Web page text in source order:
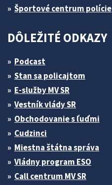
Športové centrum polície
DÔLEŽITÉ ODKAZY
Podcast
Stan sa policajtom
E-služby MV SR
Vestník vlády SR
Obchodovanie s ľuďmi
Cudzinci
Miestna štátna správa
Vládny program ESO
Call centrum MV SR